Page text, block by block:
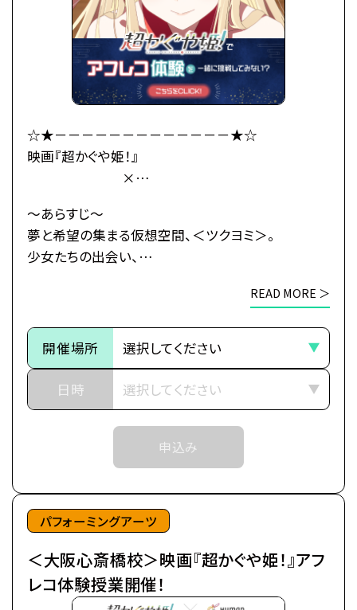
かぐやのお願い(わがまま)で彩葉は、ツクヨミでのラ
イバー活動を手伝うことに。
彩葉がプロデューサーとして音楽を作り、かぐやがラ
イバーとして歌うことで、
二人は少しずつ打ち解けていく。
かぐやを月へと連れ戻す不吉な影が、すぐそこまで迫
っているとも知らずに——
・公式HP：https://www.cho-kaguyahime.com/
☆★－－－－－－－－－－－－－★☆
映画『超かぐや姫！』
×
☆★－－－－－－－－－－－－－★☆
●注意事項
※各体験授業には定員に限りがございます。
そのため、ご予約状況により、
抽選等の対応をさせていただく場合がございます。
※当日ご参加いただける方には校舎の職員より
予約確定のご連絡をいたします。
それまでは予約完了しておりませんので
予めご了承ください。
※中学生以上の方が対象となります。
～あらすじ～
夢と希望の集まる仮想空間、＜ツクヨミ＞。
少女たちの出会い、
都内の進学校に通う17歳の女子高生・酒寄彩葉は、
バイトと学業の両立に励む超絶多忙な日々を送って
いた。
日々の癒やしは、インターネット上の仮想空間＜ツク
ヨミ＞の管理人兼大人気ライバー(配信者)・月見ヤ
チヨの配信を見ること。
自分の分身を作り誰もが自由に創作活動を行う＜ツ
クヨミ＞で、彩葉はヤチヨの推し活をしつつ、バトルゲ
ームで細々とお小遣い稼ぎをしていた。
そんなある日の帰り道、彩葉は七色に光り輝くゲーミ
ング電柱を見つける。
中から出てきたのは、なんとも可愛らしい赤ちゃん。
READ MORE ＞
開催場所
日時
申込み
パフォーミングアーツ
＜大阪心斎橋校＞映画『超かぐや姫！』アフ
レコ体験授業開催！